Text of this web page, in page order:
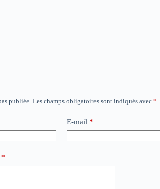
publiée. Les champs obligatoires sont indiqués avec *
E-mail *
*